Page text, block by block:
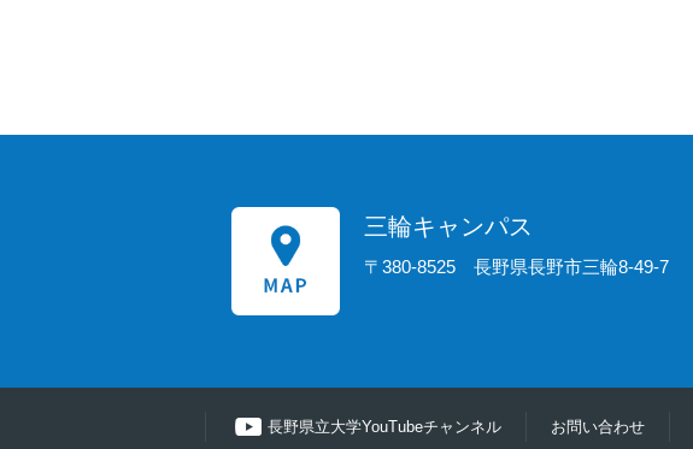
三輪キャンパス
〒380-8525 長野県長野市三輪8-49-7
長野県立大学YouTubeチャンネル お問い合わせ